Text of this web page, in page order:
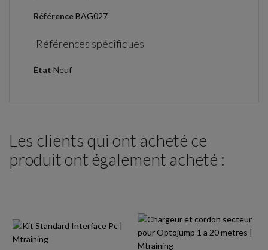
RéférenceBAG027
Références spécifiques
État Neuf
Les clients qui ont acheté ce
produit ont également acheté :